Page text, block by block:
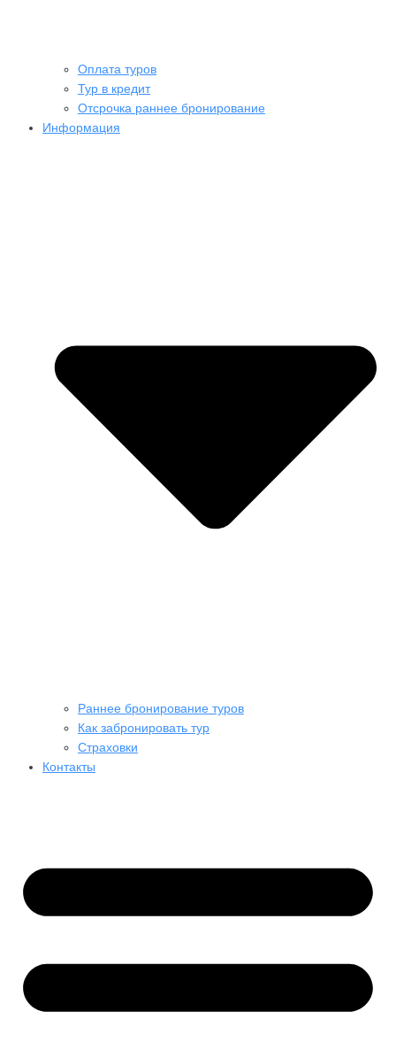
Оплата туров
Тур в кредит
Отсрочка раннее бронирование
Информация
Раннее бронирование туров
Как забронировать тур
Страховки
Контакты